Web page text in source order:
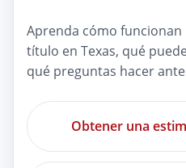
Aprenda cómo
título en Texas, qué
qué preguntas hacer
Obtener una